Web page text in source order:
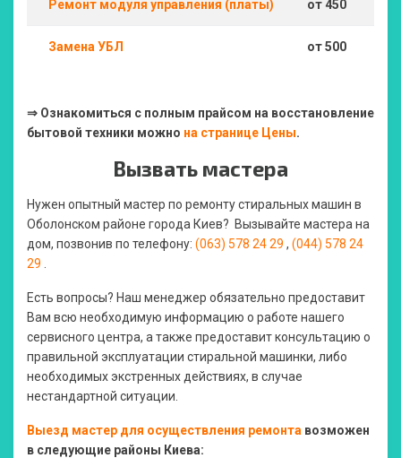
Ремонт модуля управления (платы) от 450
Замена УБЛ от 500
⇒ Ознакомиться с полным прайсом на восстановление
бытовой техники можно на странице Цены.
Вызвать мастера
Нужен опытный мастер по ремонту стиральных машин в
Оболонском районе города Киев? Вызывайте мастера на
дом, позвонив по телефону: (063) 578 24 29 , (044) 578 24
29
Есть вопросы? Наш менеджер обязательно предоставит
Вам всю необходимую информацию о работе нашего
сервисного центра, а также предоставит консультацию о
правильной эксплуатации стиральной машинки, либо
необходимых экстренных действиях, в случае
нестандартной ситуации.
Выезд мастер для осуществления ремонта возможен
в следующие районы Киева: